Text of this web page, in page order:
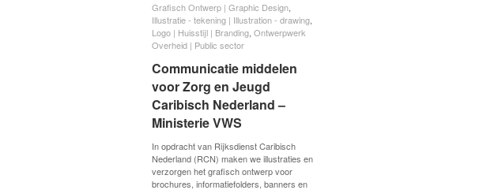
Grafisch Ontwerp | Graphic Design
Illustratie - tekening | Illustration - drawing
Logo | Huisstijl | Branding Ontwerpwerk
Overheid | Public sector
Communicatie middelen
voor Zorg en Jeugd
Caribisch Nederland –
Ministerie VWS
In opdracht van Rijksdienst Caribisch
Nederland (RCN) maken we illustraties en
verzorgen het grafisch ontwerp voor
brochures, informatiefolders, banners en
Grafisch Ontwerp | Graphic Design
Illustratie - tekening | Illustration - drawing
Logo | Huisstijl | Branding Ontwerpwerk
Overheid | Public sector
Communicatie middelen
voor Zorg en Jeugd
Caribisch Nederland –
Ministerie VWS